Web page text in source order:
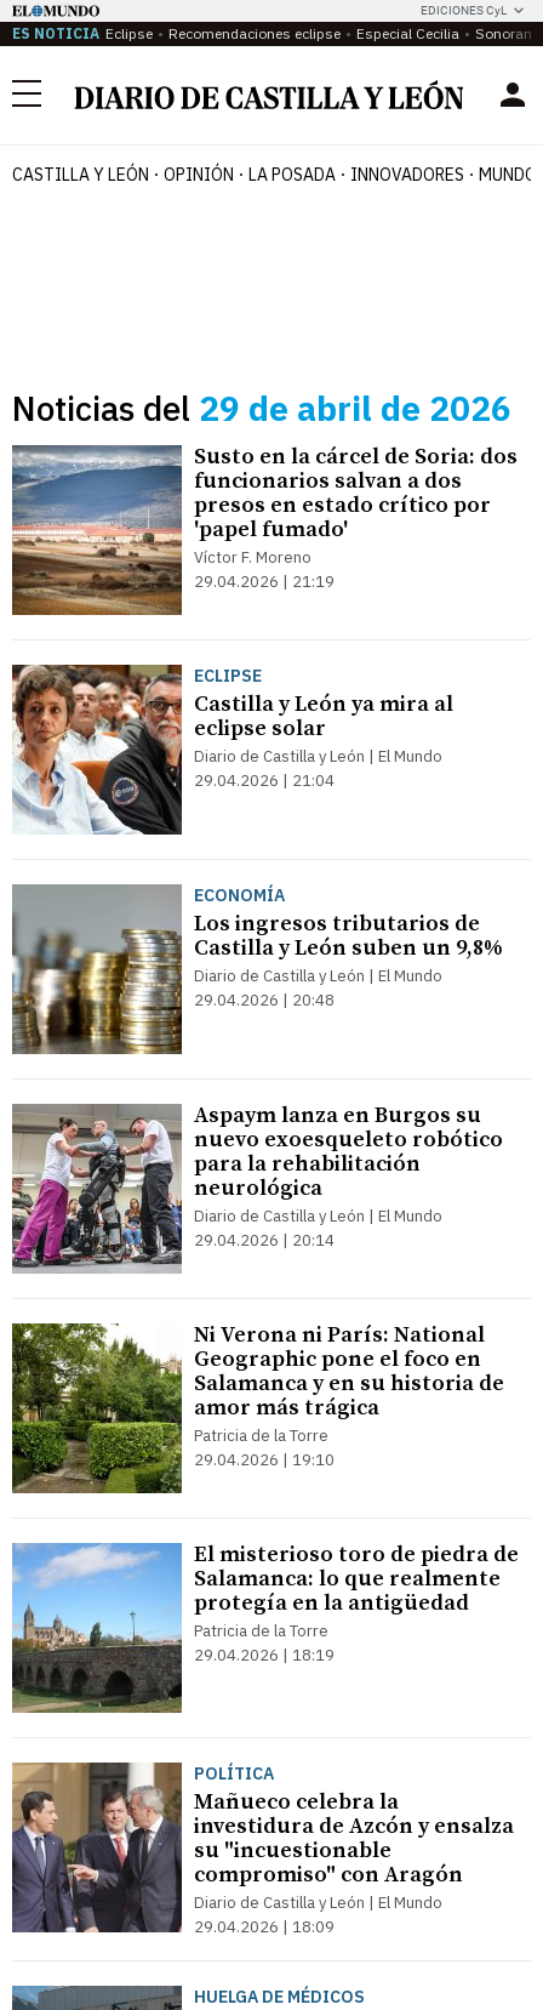
EDICIONES CyL
ES NOTICIA Eclipse Recomendaciones eclipse Especial Cecilia
Menú
CASTILLA Y LEÓN OPINIÓN LA POSADA INNOVADORES MUNDO
Noticias del 29 de abril de 2026
Susto en la cárcel de Soria: dos
funcionarios salvan a dos
presos en estado crítico por
'papel fumado'
Víctor F. Moreno
29.04.2026 | 21:19
ECLIPSE
Castilla y León ya mira al
eclipse solar
Diario de Castilla y León | El Mundo
29.04.2026 | 21:04
ECONOMÍA
Los ingresos tributarios de
Castilla y León suben un 9,8%
Diario de Castilla y León | El Mundo
29.04.2026 | 20:48
Aspaym lanza en Burgos su
nuevo exoesqueleto robótico
para la rehabilitación
neurológica
Diario de Castilla y León | El Mundo
29.04.2026 | 20:14
Ni Verona ni París: National
Geographic pone el foco en
Salamanca y en su historia de
amor más trágica
Patricia de la Torre
29.04.2026 | 19:10
El misterioso toro de piedra de
Salamanca: lo que realmente
protegía en la antigüedad
Patricia de la Torre
29.04.2026 | 18:19
POLÍTICA
Mañueco celebra la
investidura de Azcón y ensalza
su "incuestionable
compromiso" con Aragón
Diario de Castilla y León | El Mundo
29.04.2026 | 18:09
HUELGA DE MÉDICOS